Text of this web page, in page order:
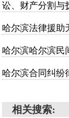
讼、财产分割与
哈尔滨法律援助
哈尔滨哈尔滨民
哈尔滨合同纠纷
相关搜索: